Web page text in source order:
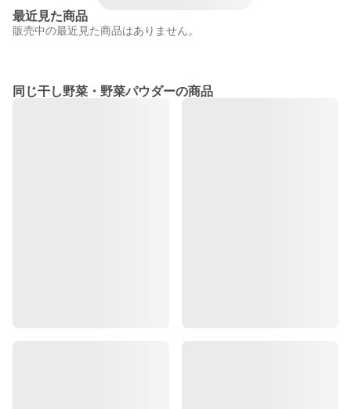
最近見た商品
販売中の最近見た商品はありません。
同じ干し野菜・野菜パウダーの商品